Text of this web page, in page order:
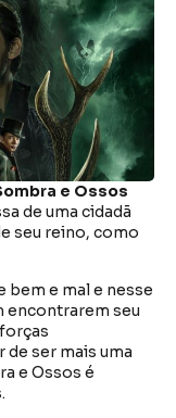
e Ossos
de uma cidadã
seu reino, como
bem e mal e nesse
encontrarem seu
ser mais uma
e Ossos é